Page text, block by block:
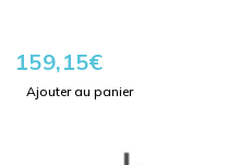
159,15€
Ajouter au panier